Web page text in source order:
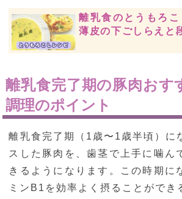
離乳食のとうもろこ
薄皮の下ごしらえと
離乳食完了期の豚肉おす
調理のポイント
離乳食完了期（1歳〜1歳半頃）に
スした豚肉を、歯茎で上手に噛ん
きるようになります。この時期に
ミンB1を効率よく摂ることができ